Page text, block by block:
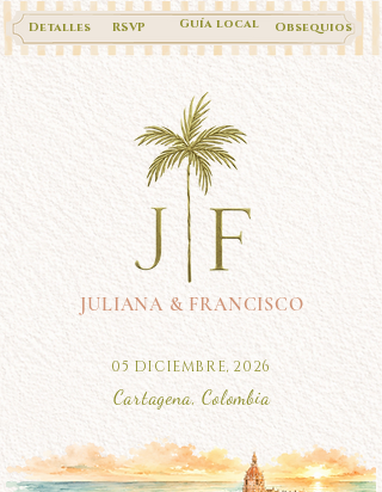
Guía local
Detalles RSVP Obsequios
JULIANA & FRANCISCO
05 DICIEMBRE, 2026
Cartagena, Colombia